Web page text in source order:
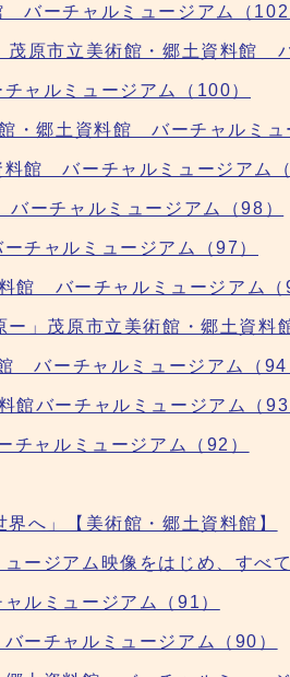
バーチャルミュージアム（102
原市立美術館・郷土資料館
ャルミュージアム（100）
・郷土資料館 バーチャルミュ
料館 バーチャルミュージアム（
ーチャルミュージアム（98）
チャルミュージアム（97）
館 バーチャルミュージアム（
」茂原市立美術館・郷土資
バーチャルミュージアム（94
バーチャルミュージアム（93
ャルミュージアム（92）
へ」【美術館・郷土資料館】
ージアム映像をはじめ、すべ
ルミュージアム（91）
ーチャルミュージアム（90）